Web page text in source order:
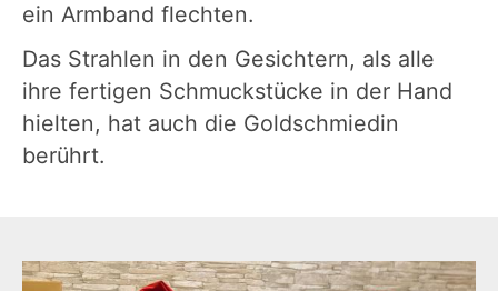
ein Armband flechten.
Das Strahlen in den Gesichtern, als alle
ihre fertigen Schmuckstücke in der Hand
hielten, hat auch die Goldschmiedin
berührt.